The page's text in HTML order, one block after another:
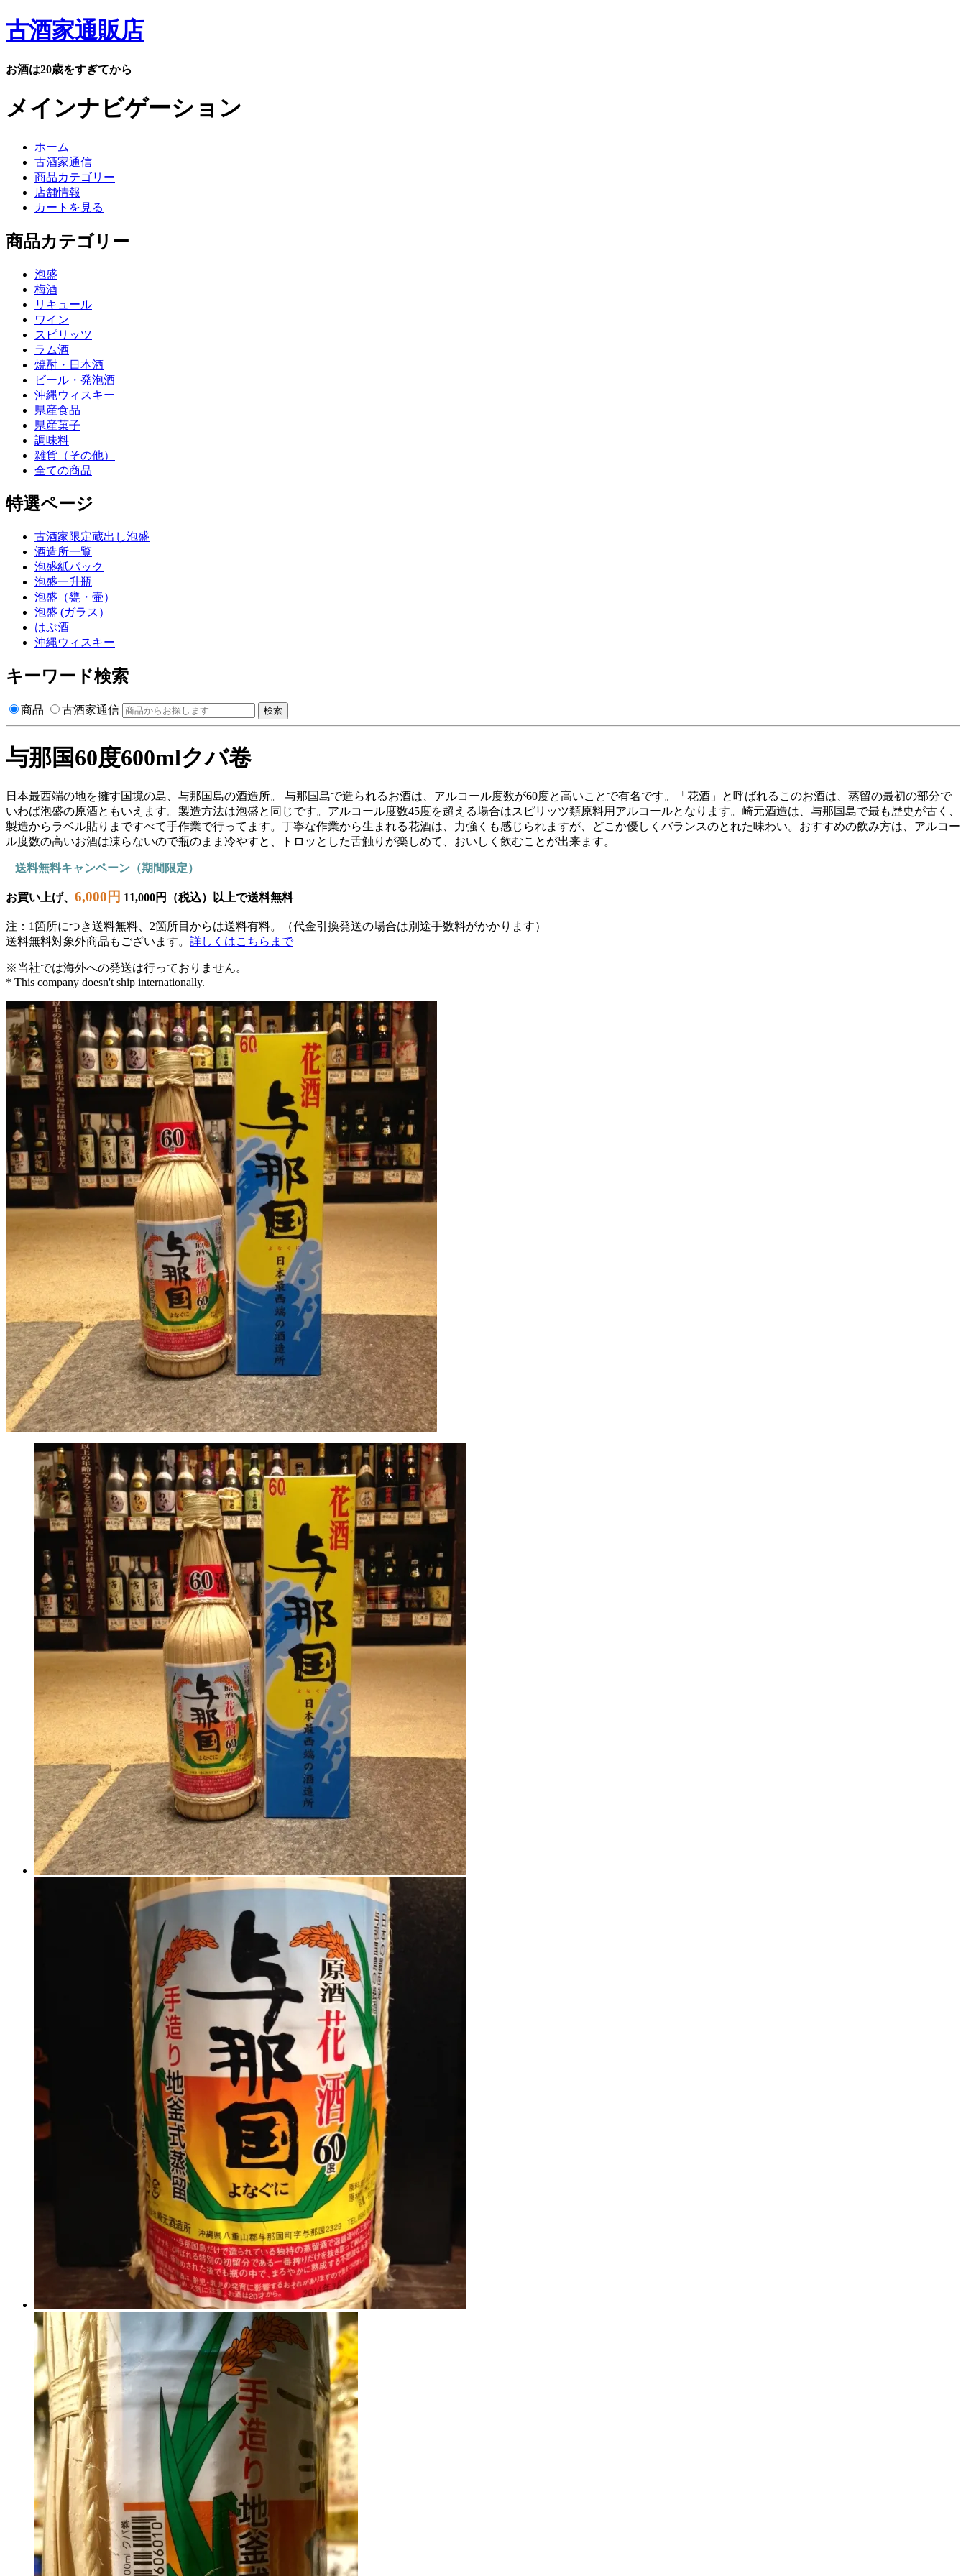
古酒家通販店
お酒は20歳をすぎてから
メインナビゲーション
ホーム
古酒家通信
商品カテゴリー
店舗情報
カートを見る
商品カテゴリー
泡盛
梅酒
リキュール
ワイン
スピリッツ
ラム酒
焼酎・日本酒
ビール・発泡酒
沖縄ウィスキー
県産食品
県産菓子
調味料
雑貨（その他）
全ての商品
特選ページ
古酒家限定蔵出し泡盛
酒造所一覧
泡盛紙パック
泡盛一升瓶
泡盛（甕・壷）
泡盛 (ガラス）
はぶ酒
沖縄ウィスキー
キーワード検索
商品 古酒家通信 検索
与那国60度600mlクバ卷
日本最西端の地を擁す国境の島、与那国島の酒造所。 与那国島で造られるお酒は、アルコール度数が60度と高いことで有名です。「花酒」と呼ばれるこのお酒は、蒸留の最初の部分で
いわば泡盛の原酒ともいえます。製造方法は泡盛と同じです。アルコール度数45度を超える場合はスピリッツ類原料用アルコールとなります。崎元酒造は、与那国島で最も歴史が古く、
製造からラベル貼りまですべて手作業で行ってます。丁寧な作業から生まれる花酒は、力強くも感じられますが、どこか優しくバランスのとれた味わい。おすすめの飲み方は、アルコー
ル度数の高いお酒は凍らないので瓶のまま冷やすと、トロッとした舌触りが楽しめて、おいしく飲むことが出来ます。
送料無料キャンペーン（期間限定）
お買い上げ、 6,000円 11,000円 （税込）以上で送料無料
注：1箇所につき送料無料、2箇所目からは送料有料。（代金引換発送の場合は別途手数料がかかります）
送料無料対象外商品もございます。 詳しくはこちらまで
※当社では海外への発送は行っておりません。
* This company doesn't ship internationally.